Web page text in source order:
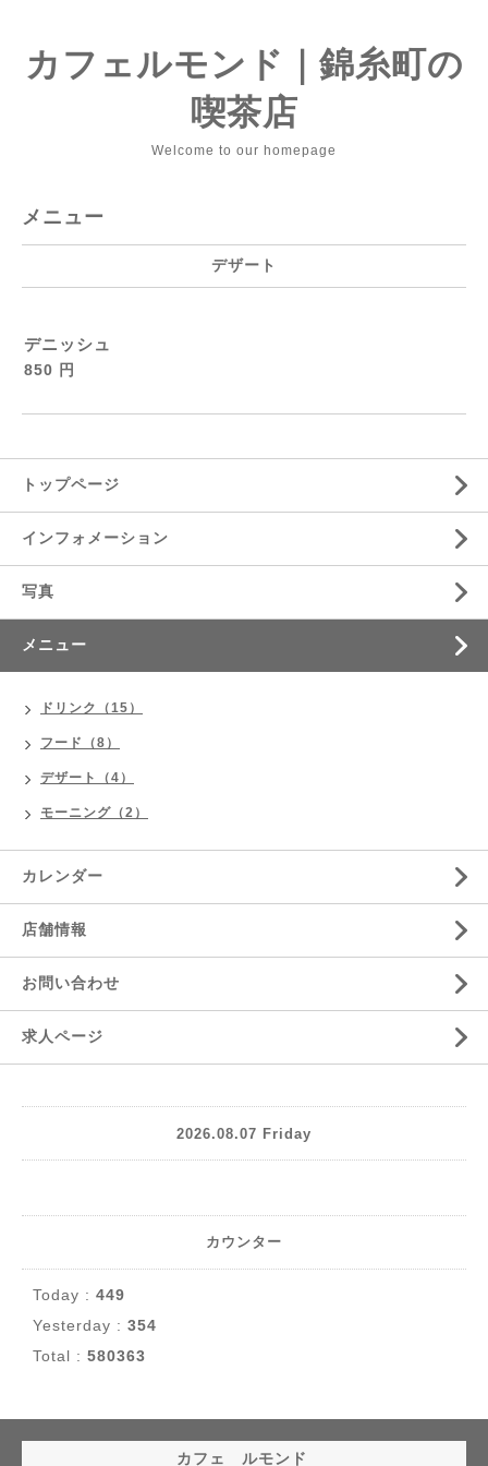
カフェルモンド｜錦糸町の
喫茶店
Welcome to our homepage
メニュー
デザート
デニッシュ
850 円
トップページ
インフォメーション
写真
メニュー
ドリンク（15）
フード（8）
デザート（4）
モーニング（2）
カレンダー
店舗情報
お問い合わせ
求人ページ
2026.08.07 Friday
カウンター
Today : 449
Yesterday : 354
Total : 580363
カフェ ルモンド